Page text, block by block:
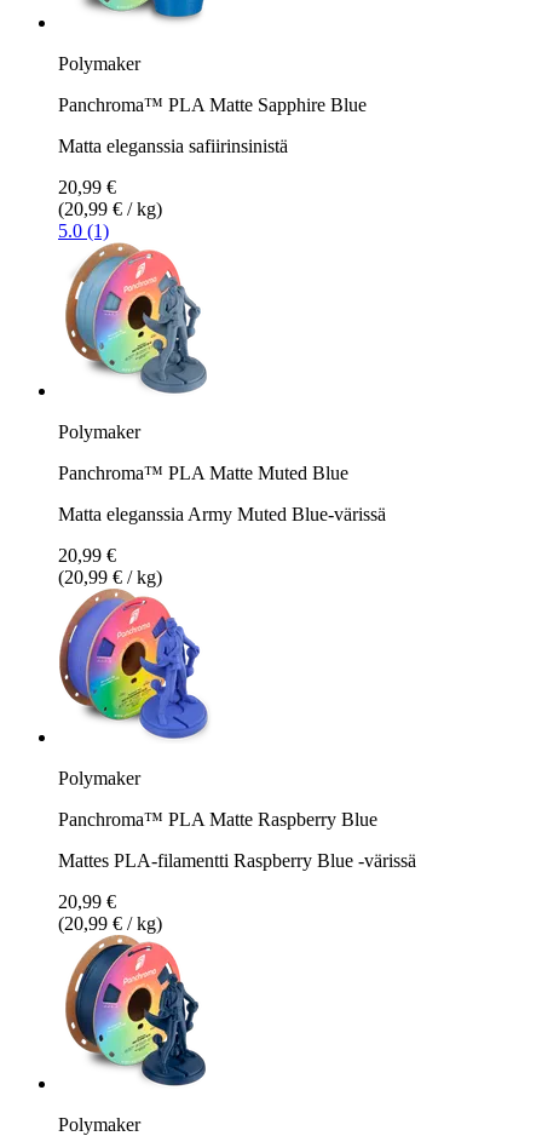
Polymaker
Panchroma™ PLA Matte Sapphire Blue
Matta eleganssia safiirinsinistä
20,99 €
(20,99 € / kg)
5.0 (1)
Polymaker
Panchroma™ PLA Matte Muted Blue
Matta eleganssia Army Muted Blue-värissä
20,99 €
(20,99 € / kg)
Polymaker
Panchroma™ PLA Matte Raspberry Blue
Mattes PLA-filamentti Raspberry Blue -värissä
20,99 €
(20,99 € / kg)
Polymaker